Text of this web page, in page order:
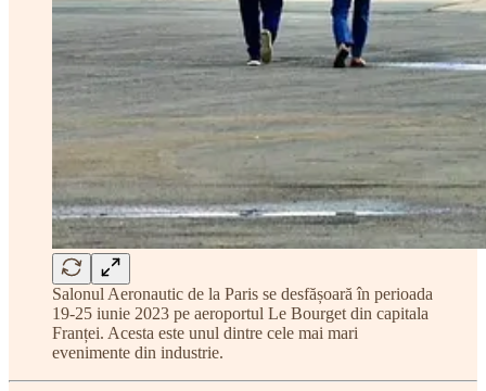
Salonul Aeronautic de la Paris se desfășoară în perioada
19-25 iunie 2023 pe aeroportul Le Bourget din capitala
Franței. Acesta este unul dintre cele mai mari
evenimente din industrie.